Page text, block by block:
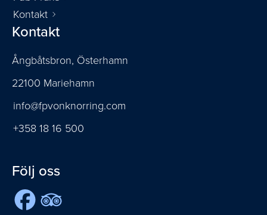
Kontakt
Kontakt
Ångbåtsbron, Österhamn
22100 Mariehamn
info@fpvonknorring.com
+358 18 16 500
Följ oss